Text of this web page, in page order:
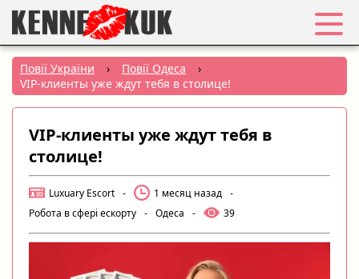
Обране
Вхід
Реєстрація
Міста:
РУС|
УКР
Повії України › Повії Одеса
›
VIP-клиенты уже ждут тебя в столице!
VIP-клиенты уже ждут тебя в
столице!
Luxuary Escort - 1 месяц назад -
Робота в сфері ескорту - Одеса - 39